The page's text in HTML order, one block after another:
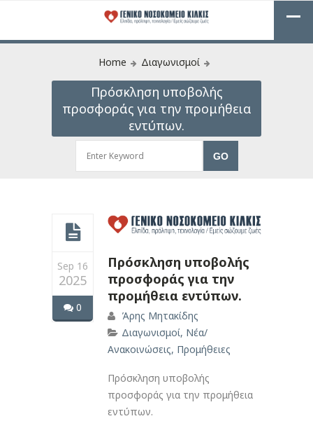
Home Διαγωνισμοί
Πρόσκληση υποβολής
προσφοράς για την προμήθεια
εντύπων.
Sep 16
2025
0
Πρόσκληση υποβολής
προσφοράς για την
προμήθεια εντύπων.
Άρης Μητακίδης
Διαγωνισμοί, Νέα/
Ανακοινώσεις, Προμήθειες
Πρόσκληση υποβολής
προσφοράς για την προμήθεια
εντύπων.